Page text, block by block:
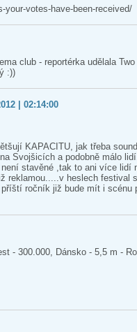
votes-have-been-received/
club - reportérka udělala
:))
| 02:14:00
KAPACITU, jak třeba
Svojšicích a podobně málo
stavěné ,tak to ani více lidí
reklamou.....v heslech festival
ročník již bude mít i scénu
- 300.000, Dánsko - 5,5 m -